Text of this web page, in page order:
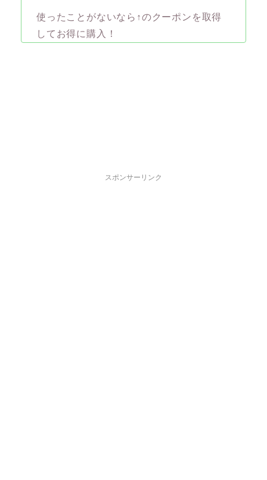
使ったことがないなら↑のクーポンを取得
してお得に購入！
スポンサーリンク